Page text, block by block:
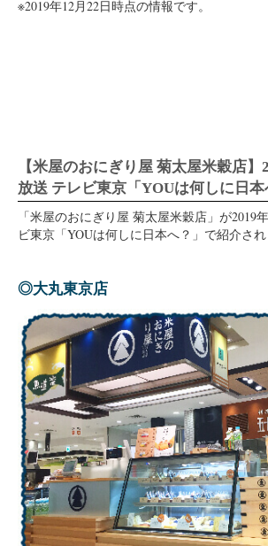
※2019年12月22日時点の情報です。
【米屋のおにぎり屋 菊太屋米穀店】
放送 テレビ東京「YOUは何しに日本
「米屋のおにぎり屋 菊太屋米穀店」が2019
ビ東京「YOUは何しに日本へ？」で紹介され
◎大丸東京店